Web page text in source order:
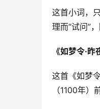
这首小词，
理而“试问”
《如梦令·
这首《如梦
（1100年）